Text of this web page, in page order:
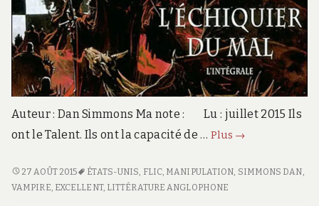
Auteur : Dan Simmons Ma note : Lu : juillet 2015 Ils
ont le Talent. Ils ont la capacité de … Plus L’échiquier
mal
→
L’ÉCHIQUIER
DU
27 AOÛT 2015 ÉTATS-UNIS FLIC, MANIPULATION SIMMONS DAN
VAMPIRE EXCELLENT, LITTÉRATURE ANGLOPHONE